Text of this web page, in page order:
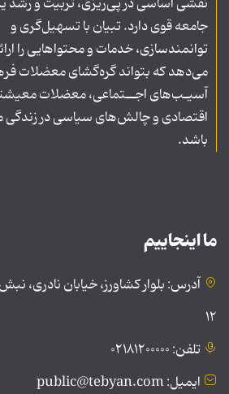
جامعه قوی دارد. تبیان با تسهیل‌گری و
توانمندسازی، خدمات و محتواهایی را
می‌دهد که بتواند گره‌گشای معضلات
آسیـب‌های اجــتماعی، معضلات
اقتصادی و چالش‌های سیاسی در زندگی
باشد.
ما اینجاییم
آدرس: بلوار کشاورز، خیابان
۱۲
تلفن: ۰۲۱۸۱۲۰۰۰۰۰
ایمیل: public@tebyan.com